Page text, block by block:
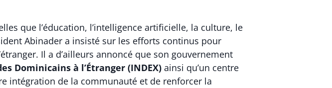
que l’éducation, l’intelligence artificielle, la culture, le
Abinader a insisté sur les efforts continus pour
Il a d’ailleurs annoncé que son gouvernement
Dominicains à l’Étranger (INDEX) ainsi qu’un centre
intégration de la communauté et de renforcer la